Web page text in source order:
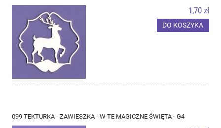
1,70 zł
DO KOSZYKA
099 TEKTURKA - ZAWIESZKA - W TE MAGICZNE ŚWIĘTA - G4